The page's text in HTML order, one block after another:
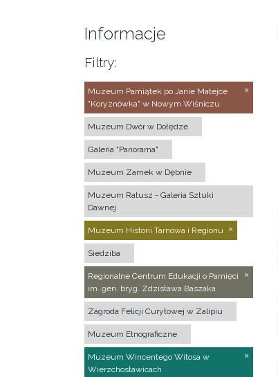
Informacje
Filtry:
Muzeum Pamiątek po Janie Matejce
"Koryznówka" w Nowym Wiśniczu
Muzeum Dwór w Dołędze
Galeria "Panorama"
Muzeum Zamek w Dębnie
Muzeum Ratusz - Galeria Sztuki
Dawnej
Muzeum Historii Tarnowa i Regionu
Siedziba
Regionalne Centrum Edukacji o Pamięci
im. gen. bryg. Zdzisława Baszaka
Zagroda Felicji Curyłowej w Zalipiu
Muzeum Etnograficzne
Muzeum Wincentego Witosa w
Wierzchosławicach